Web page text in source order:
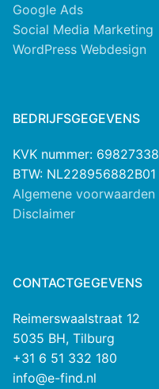
Google Ads
Social Media Marketing
WordPress Webdesign
BEDRIJFSGEGEVENS
KVK nummer: 69827338
BTW: NL228956882B01
Algemene voorwaarden
Disclaimer
CONTACTGEGEVENS
Reimerswaalstraat 12
5035 BH, Tilburg
+31 6 51 332 180
info@e-find.nl